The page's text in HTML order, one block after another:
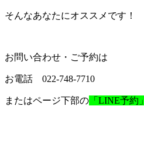
そんなあなたにオススメです！
お問い合わせ・ご予約は
お電話 022-748-7710
またはページ下部の 「LINE予約」